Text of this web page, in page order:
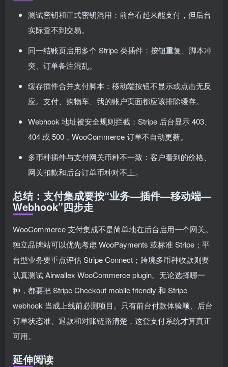
测试密钥和正式密钥混用：前台看起来能支付，但后台
实际查不到交易。
同一结账页启用多个 Stripe 类插件：按钮重复、脚本冲
突、订单备注混乱。
缓存插件合并支付脚本：移动端按钮不显示或点击无反
应。支付、购物车、我的账户页面都应该排除缓存。
Webhook 地址被安全规则拦截：Stripe 后台显示 403、
404 或 500，WooCommerce 订单不自动更新。
多币种插件与支付网关币种不一致：客户看到的价格、
网关扣款和后台订单币种对不上。
总结：支付集成要按“业务—插件—移动端—
Webhook”四步走
WooCommerce 支付集成不是简单地在后台启用一个网关。
独立品牌站可以优先考虑 WooPayments 或标准 Stripe；平
台型业务要重点评估 Stripe Connect；跨境多币种收款则要
认真测试 Airwallex WooCommerce plugin。无论选择哪一
种，都要把 Stripe Checkout mobile friendly 和 Stripe
webhook 当成上线前必测项目。只有前台付款体验顺、后台
订单状态准、退款和对账链路清楚，这套支付系统才算真正
可用。
延伸阅读